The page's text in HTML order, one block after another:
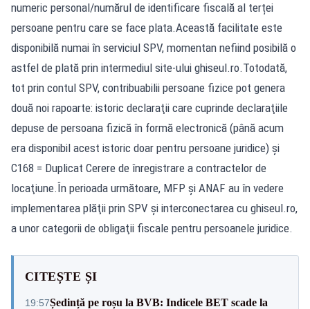
numeric personal/numărul de identificare fiscală al terței
persoane pentru care se face plata.Această facilitate este
disponibilă numai în serviciul SPV, momentan nefiind posibilă o
astfel de plată prin intermediul site-ului ghiseul.ro.Totodată,
tot prin contul SPV, contribuabilii persoane fizice pot genera
două noi rapoarte: istoric declaraţii care cuprinde declaraţiile
depuse de persoana fizică în formă electronică (până acum
era disponibil acest istoric doar pentru persoane juridice) şi
C168 = Duplicat Cerere de înregistrare a contractelor de
locaţiune.În perioada următoare, MFP şi ANAF au în vedere
implementarea plăţii prin SPV şi interconectarea cu ghiseul.ro,
a unor categorii de obligaţii fiscale pentru persoanele juridice.
CITEȘTE ȘI
19:57Ședință pe roșu la BVB: Indicele BET scade la